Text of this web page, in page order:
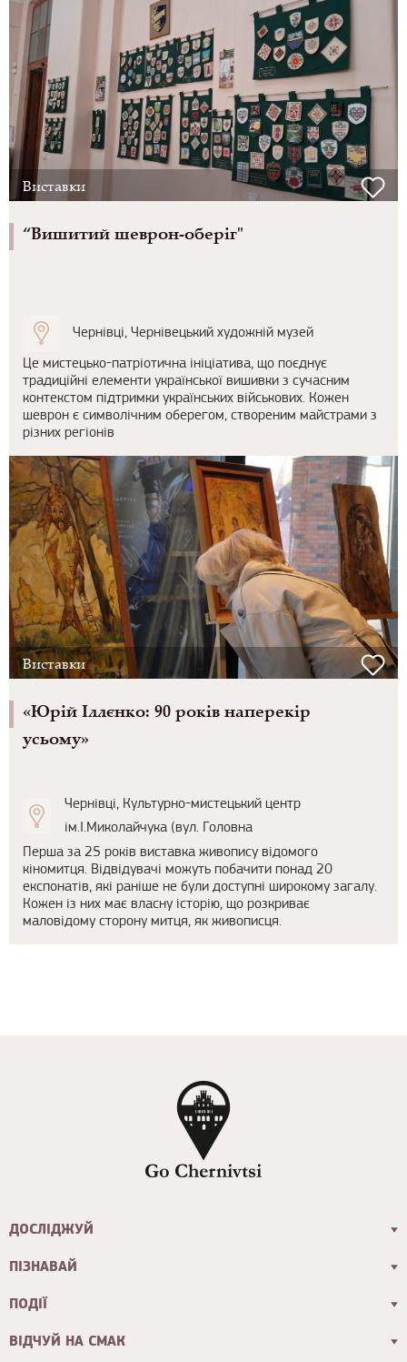
Виставки
“Вишитий шеврон-оберіг"
Чернівці, Чернівецький художній музей
Це мистецько-патріотична ініціатива, що поєднує
традиційні елементи української вишивки з сучасним
контекстом підтримки українських військових. Кожен
шеврон є символічним оберегом, створеним майстрами з
різних регіонів
Виставки
«Юрій Іллєнко: 90 років наперекір
усьому»
Чернівці, Культурно-мистецький центр
ім.І.Миколайчука (вул. Головна
Перша за 25 років виставка живопису відомого
кіномитця. Відвідувачі можуть побачити понад 20
експонатів, які раніше не були доступні широкому загалу.
Кожен із них має власну історію, що розкриває
маловідому сторону митця, як живописця.
ДОСЛІДЖУЙ
ПІЗНАВАЙ
ПОДІЇ
ВІДЧУЙ НА СМАК